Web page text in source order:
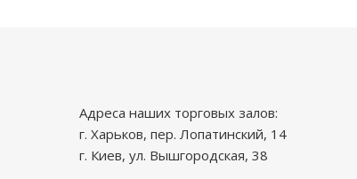
Адреса наших торговых залов:
г. Харьков, пер. Лопатинский, 14
г. Киев, ул. Вышгородская, 38